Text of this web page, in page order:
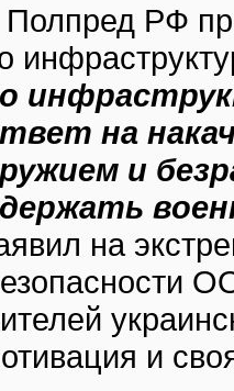
Полпред РФ
на
и
на
и